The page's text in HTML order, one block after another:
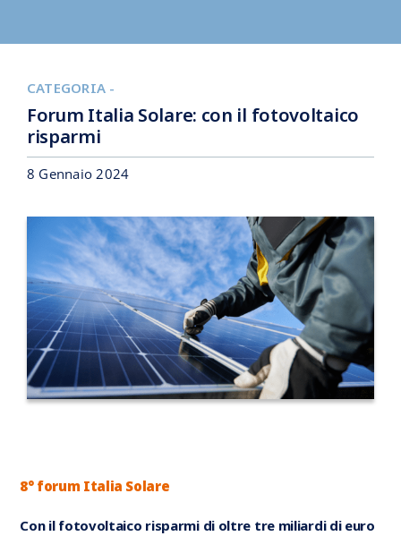
CONTATTI
CATEGORIA -
Forum Italia Solare: con il fotovoltaico
risparmi
8 Gennaio 2024
8° forum Italia Solare
Con il fotovoltaico risparmi di oltre tre miliardi di euro